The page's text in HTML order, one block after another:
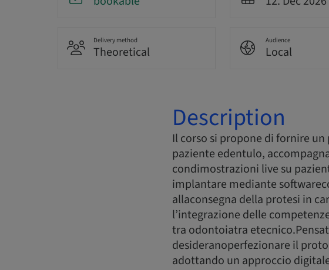
Delivery method
Theoretical
Audience
Local
Description
Il corso si propone di fornire
paziente edentulo,
condimostrazioni live su
implantare mediante
allaconsegna della protesi in
l’integrazione delle
tra odontoiatra
desideranoperfezionare il
adottando un approccio